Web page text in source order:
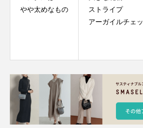
やや太めなもの
ストライプ
アーガイルチェ